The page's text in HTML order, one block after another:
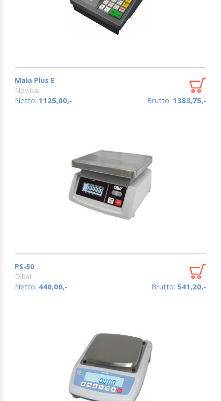
Mała Plus E
Novitus
Netto: 1125,00,- Brutto: 1383,75,-
PS-50
Dibal
Netto: 440,00,- Brutto: 541,20,-